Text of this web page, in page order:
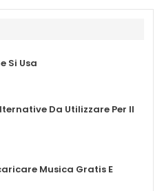
Si Usa
Da Utilizzare Per Il
Musica Gratis E